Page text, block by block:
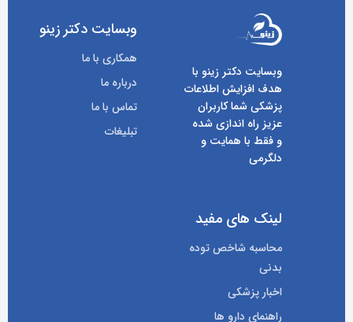
وبسایت دکتر زینو با
هدف افزایش اطلاعات
پزشکی شما کاربران
عزیز راه اندازی شده
و فقط با همایت و
دلگرمی
وبسایت دکتر زینو
همکاری با ما
درباره ما
تماس با ما
تبلیغات
لینک های مفید
محاسبه شاخص توده
بدنی
اخبار پزشکی
راهنمای دارو ها